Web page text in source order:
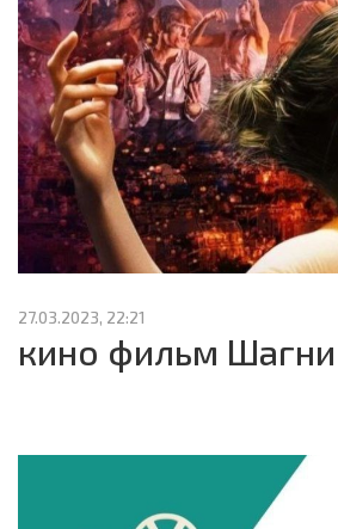
27.03.2023, 22:21
кино фильм